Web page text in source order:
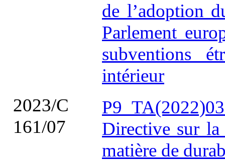
de l’adoption
Parlement
subventions
intérieur
2023/C
161/07
Directive sur la
matière de